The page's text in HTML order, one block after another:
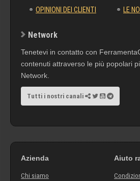
OPINIONI DEI CLIENTI LE
Network
Tenetevi in contatto con
contenuti attraverso le più popolari
Network.
Tutti i nostri canali
Azienda
Chi siamo
Aiuto